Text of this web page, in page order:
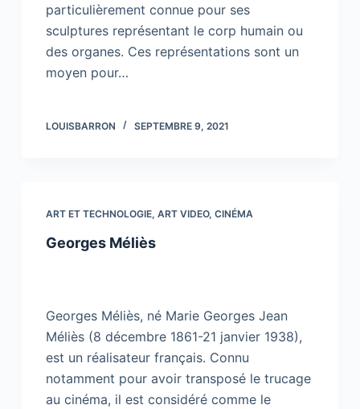
particulièrement connue pour ses
sculptures représentant le corp humain ou
des organes. Ces représentations sont un
moyen pour…
LOUISBARRON SEPTEMBRE 9, 2021
ART ET TECHNOLOGIE, ART VIDEO, CINÉMA
Georges Méliès
Georges Méliès, né Marie Georges Jean
Méliès (8 décembre 1861-21 janvier 1938),
est un réalisateur français. Connu
notamment pour avoir transposé le trucage
au cinéma, il est considéré comme le